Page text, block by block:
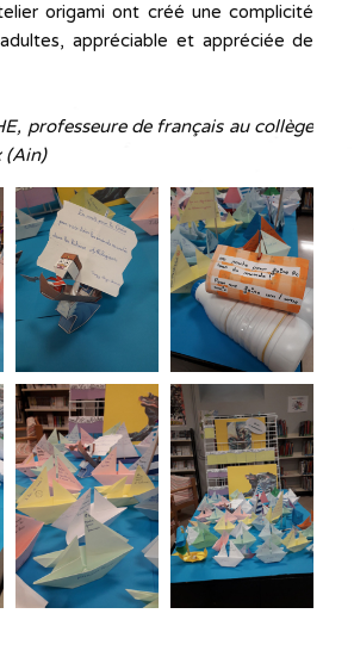
origami ont créé une complicité
appréciable et appréciée de
professeure de français au collège
(Ain)